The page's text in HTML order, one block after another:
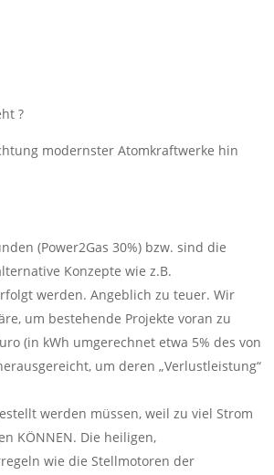
?
modernster Atomkraftwerke hin
(Power2Gas 30%) bzw. sind die
Konzepte wie z.B.
werden. Angeblich zu teuer. Wir
um bestehende Projekte voran zu
(in kWh umgerechnet etwa 5% des von
um deren „Verlustleistung“
werden müssen, weil zu viel Strom
KÖNNEN. Die heiligen,
wie die Stellmotoren der